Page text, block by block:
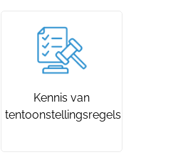
Kennis van
tentoonstellingsregels